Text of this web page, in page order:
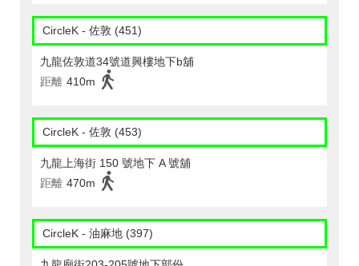
CircleK - 佐敦 (451)
九龍佐敦道34號道興樓地下b舖
距離 410m
CircleK - 佐敦 (453)
九龍上海街 150 號地下 A 號舖
距離 470m
CircleK - 油麻地 (397)